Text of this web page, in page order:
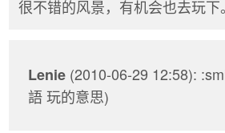
很不错的风景，有机会也去玩下。
Lenie (2010-06-29 12:58):
語 玩的意思)